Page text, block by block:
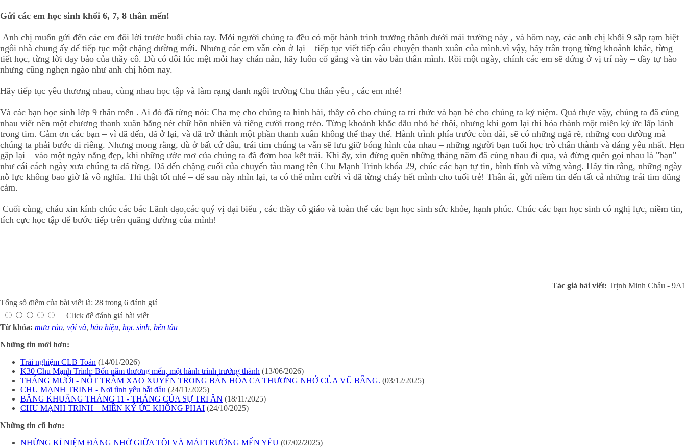
Gửi các em học sinh khối 6, 7, 8 thân mến!
Anh chị muốn gửi đến các em đôi lời trước buổi chia tay. Mỗi người chúng ta đều có một hành trình trưởng thành dưới mái trường này , và hôm nay, các anh chị khối 9 sắp tạm biệt
ngôi nhà chung ấy để tiếp tục một chặng đường mới. Nhưng các em vẫn còn ở lại – tiếp tục viết tiếp câu chuyện thanh xuân của mình.vì vậy, hãy trân trọng từng khoảnh khắc, từng
tiết học, từng lời dạy bảo của thầy cô. Dù có đôi lúc mệt mỏi hay chán nản, hãy luôn cố gắng và tin vào bản thân mình. Rồi một ngày, chính các em sẽ đứng ở vị trí này – đầy tự hào
nhưng cũng nghẹn ngào như anh chị hôm nay.
Hãy tiếp tục yêu thương nhau, cùng nhau học tập và làm rạng danh ngôi trường Chu thân yêu , các em nhé!
Và các bạn học sinh lớp 9 thân mến . Ai đó đã từng nói: Cha mẹ cho chúng ta hình hài, thầy cô cho chúng ta tri thức và bạn bè cho chúng ta kỷ niệm. Quả thực vậy, chúng ta đã cùng
nhau viết nên một chương thanh xuân bằng nét chữ hồn nhiên và tiếng cười trong trẻo. Từng khoảnh khắc dẫu nhỏ bé thôi, nhưng khi gom lại thì hóa thành một miền ký ức lấp lánh
trong tim. Cảm ơn các bạn – vì đã đến, đã ở lại, và đã trở thành một phần thanh xuân không thể thay thế. Hành trình phía trước còn dài, sẽ có những ngã rẽ, những con đường mà
chúng ta phải bước đi riêng. Nhưng mong rằng, dù ở bất cứ đâu, trái tim chúng ta vẫn sẽ lưu giữ bóng hình của nhau – những người bạn tuổi học trò chân thành và đáng yêu nhất. Hẹn
gặp lại – vào một ngày nắng đẹp, khi những ước mơ của chúng ta đã đơm hoa kết trái. Khi ấy, xin đừng quên những tháng năm đã cùng nhau đi qua, và đừng quên gọi nhau là "bạn" –
như cái cách ngày xưa chúng ta đã từng. Đã đến chặng cuối của chuyến tàu mang tên Chu Mạnh Trinh khóa 29, chúc các bạn tự tin, bình tĩnh và vững vàng. Hãy tin rằng, những ngày
nỗ lực không bao giờ là vô nghĩa. Thi thật tốt nhé – để sau này nhìn lại, ta có thể mỉm cười vì đã từng cháy hết mình cho tuổi trẻ! Thân ái, gửi niềm tin đến tất cả những trái tim dũng
cảm.
Cuối cùng, cháu xin kính chúc các bác Lãnh đạo,các quý vị đại biểu , các thầy cô giáo và toàn thể các bạn học sinh sức khỏe, hạnh phúc. Chúc các bạn học sinh có nghị lực, niềm tin,
tích cực học tập để bước tiếp trên quãng đường của mình!
Tác giả bài viết: Trịnh Minh Châu - 9A1
Tổng số điểm của bài viết là: 28 trong 6 đánh giá
Click để đánh giá bài viết
Từ khóa: mưa rào, vội vã, báo hiệu, học sinh, bến tàu
Những tin mới hơn:
Trải nghiệm CLB Toán (14/01/2026)
K30 Chu Mạnh Trinh: Bốn năm thương mến, một hành trình trưởng thành (13/06/2026)
THÁNG MƯỜI - NỐT TRẦM XAO XUYẾN TRONG BẢN HÒA CA THƯƠNG NHỚ CỦA VŨ BẰNG. (03/12/2025)
CHU MẠNH TRINH - Nơi tình yêu bắt đầu (24/11/2025)
BÂNG KHUÂNG THÁNG 11 - THÁNG CỦA SỰ TRI ÂN (18/11/2025)
CHU MẠNH TRINH – MIỀN KÝ ỨC KHÔNG PHAI (24/10/2025)
Những tin cũ hơn:
NHỮNG KỈ NIỆM ĐÁNG NHỚ GIỮA TÔI VÀ MÁI TRƯỜNG MẾN YÊU (07/02/2025)